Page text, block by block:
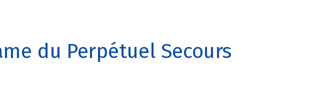
du Perpétuel Secours